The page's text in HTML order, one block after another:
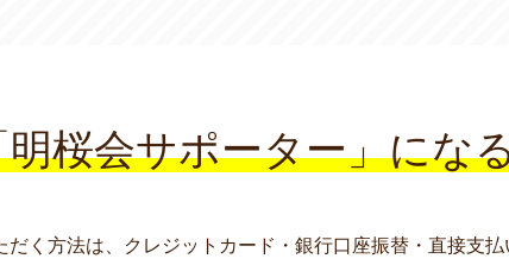
明桜会サポーター」にな
だく方法は、クレジットカード・銀行口座振替・直接支